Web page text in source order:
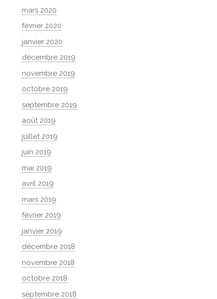
mars 2020
février 2020
janvier 2020
décembre 2019
novembre 2019
octobre 2019
septembre 2019
août 2019
juillet 2019
juin 2019
mai 2019
avril 2019
mars 2019
février 2019
janvier 2019
décembre 2018
novembre 2018
octobre 2018
septembre 2018